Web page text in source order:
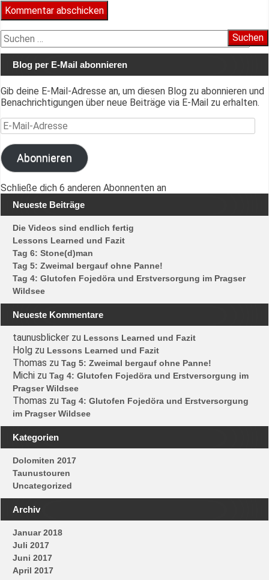
Suchen
nach:
Blog per E-Mail abonnieren
Gib deine E-Mail-Adresse an, um diesen Blog zu abonnieren und
Benachrichtigungen über neue Beiträge via E-Mail zu erhalten.
E-Mail-Adresse
Abonnieren
Schließe dich 6 anderen Abonnenten an
Neueste Beiträge
Die Videos sind endlich fertig
Lessons Learned und Fazit
Tag 6: Stone(d)man
Tag 5: Zweimal bergauf ohne Panne!
Tag 4: Glutofen Fojedöra und Erstversorgung im Pragser
Wildsee
Neueste Kommentare
taunusblicker zu Lessons Learned und Fazit
Holg zu Lessons Learned und Fazit
Thomas zu Tag 5: Zweimal bergauf ohne Panne!
Michi zu Tag 4: Glutofen Fojedöra und Erstversorgung im
Pragser Wildsee
Thomas zu Tag 4: Glutofen Fojedöra und Erstversorgung
im Pragser Wildsee
Kategorien
Dolomiten 2017
Taunustouren
Uncategorized
Archiv
Januar 2018
Juli 2017
Juni 2017
April 2017